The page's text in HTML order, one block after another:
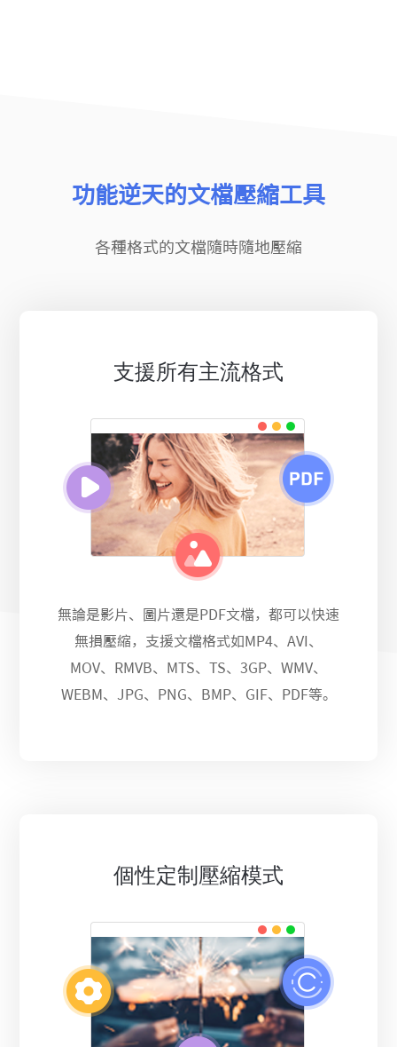
功能逆天的文檔壓縮工具
各種格式的文檔隨時隨地壓縮
支援所有主流格式
無論是影片、圖片還是PDF文檔，都可以快速
無損壓縮，支援文檔格式如MP4、AVI、
MOV、RMVB、MTS、TS、3GP、WMV、
WEBM、JPG、PNG、BMP、GIF、PDF等。
個性定制壓縮模式